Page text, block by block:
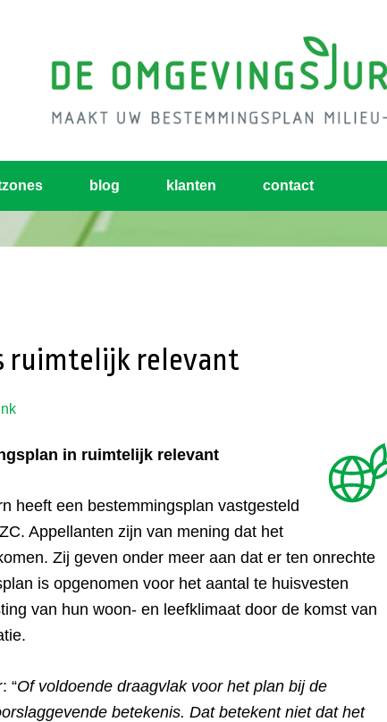
blog klanten contact
ruimtelijk relevant
in ruimtelijk relevant
heeft een bestemmingsplan vastgesteld
Appellanten zijn van mening dat het
Zij geven onder meer aan dat er ten onrechte
is opgenomen voor het aantal te huisvesten
van hun woon- en leefklimaat door de komst van
“Of voldoende draagvlak voor het plan bij de
betekenis. Dat betekent niet dat het